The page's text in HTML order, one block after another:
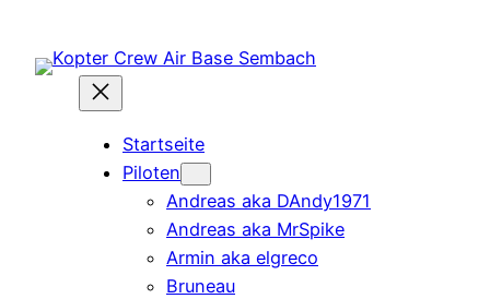
Inhalt
springen
Startseite
Piloten
Andreas aka DAndy1971
Andreas aka MrSpike
Armin aka elgreco
Bruneau